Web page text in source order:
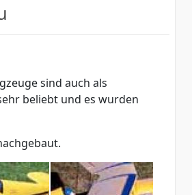
sind auch als
beliebt und es wurden